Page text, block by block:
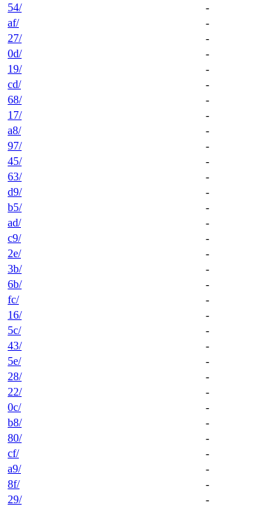
54/
-
af/
-
27/
-
0d/
-
19/
-
cd/
-
68/
-
17/
-
a8/
-
97/
-
45/
-
63/
-
d9/
-
b5/
-
ad/
-
c9/
-
2e/
-
3b/
-
6b/
-
fc/
-
16/
-
5c/
-
43/
-
5e/
-
28/
-
22/
-
0c/
-
b8/
-
80/
-
cf/
-
a9/
-
8f/
-
29/
-